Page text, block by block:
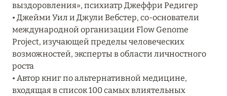
11 декабря 2024
RIXOS PREMIUM SAADIYAT ISLAND ABU DHABI:
КОНЦЕПЦИЯ «ВСЁ ВКЛЮЧЕНО – ВСЁ
ЭКСКЛЮЗИВНО»
Подробнее
выздоровления», психиатр Джеффри Редигер
• Джейми Уил и Джули Вебстер, cо-основатели
международной организации Flow Genome
Project, изучающей пределы человеческих
возможностей, эксперты в области личностного
роста
• Автор книг по альтернативной медицине,
входящая в список 100 самых влиятельных